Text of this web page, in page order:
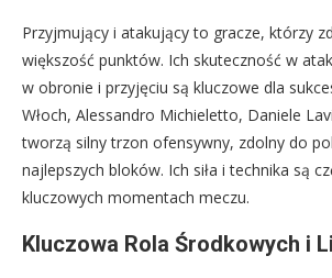
Przyjmujący i atakujący to gracze, którzy
większość punktów. Ich skuteczność w
w obronie i przyjęciu są kluczowe dla
Włoch, Alessandro Michieletto, Daniele
tworzą silny trzon ofensywny, zdolny do
najlepszych bloków. Ich siła i technika są
kluczowych momentach meczu.
Kluczowa Rola Środkowych i